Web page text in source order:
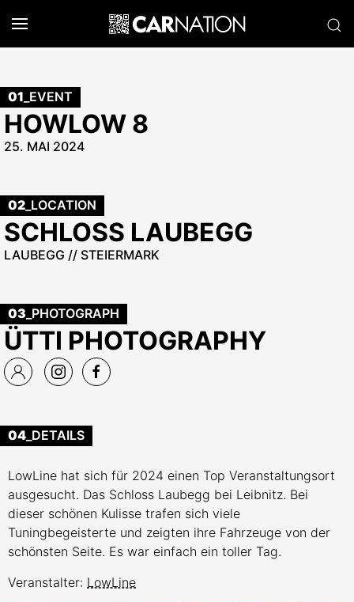
01 _EVENT
HOWLOW 8
25. MAI 2024
02 _LOCATION
SCHLOSS LAUBEGG
LAUBEGG // STEIERMARK
03 _PHOTOGRAPH
ÜTTI PHOTOGRAPHY
04 _DETAILS
LowLine hat sich für 2024 einen Top Veranstaltungsort
ausgesucht. Das Schloss Laubegg bei Leibnitz. Bei
dieser schönen Kulisse trafen sich viele
Tuningbegeisterte und zeigten ihre Fahrzeuge von der
schönsten Seite. Es war einfach ein toller Tag.
Veranstalter: LowLine